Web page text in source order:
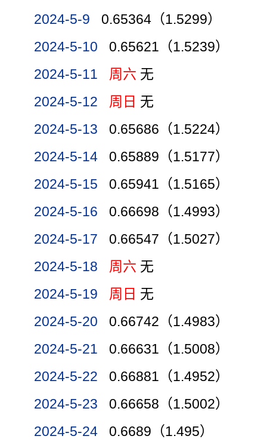
2024-5-9
0.65364（1.5299）
2024-5-10
0.65621（1.5239）
2024-5-11
周六 无
2024-5-12
周日 无
2024-5-13
0.65686（1.5224）
2024-5-14
0.65889（1.5177）
2024-5-15
0.65941（1.5165）
2024-5-16
0.66698（1.4993）
2024-5-17
0.66547（1.5027）
2024-5-18
周六 无
2024-5-19
周日 无
2024-5-20
0.66742（1.4983）
2024-5-21
0.66631（1.5008）
2024-5-22
0.66881（1.4952）
2024-5-23
0.66658（1.5002）
2024-5-24
0.6689（1.495）